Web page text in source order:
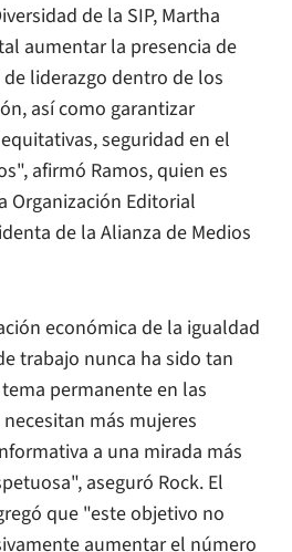
de la SIP, Martha
aumentar la presencia de
liderazgo dentro de los
así como garantizar
seguridad en el
afirmó Ramos, quien es
Organización Editorial
de la Alianza de Medios
económica de la igualdad
trabajo nunca ha sido tan
permanente en las
más mujeres
a una mirada más
aseguró Rock. El
que "este objetivo no
aumentar el número